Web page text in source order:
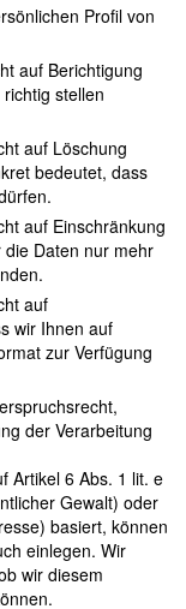
Profil von
auf Berichtigung
stellen
auf Löschung
bedeutet, dass
auf Einschränkung
Daten nur mehr
auf
wir Ihnen auf
zur Verfügung
der Verarbeitung
Artikel 6 Abs. 1 lit. e
Gewalt) oder
basiert, können
einlegen. Wir
wir diesem